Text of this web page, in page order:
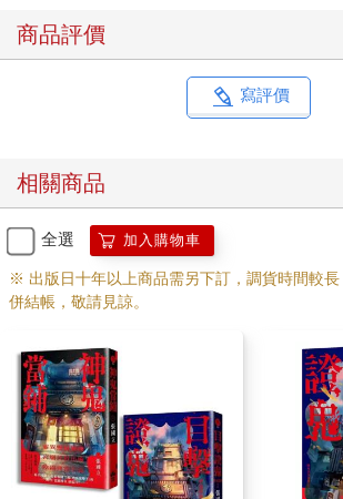
商品評價
寫評價
相關商品
全選 加入購物車
※ 出版日十年以上商品需另下訂，調貨時間較
併結帳，敬請見諒。